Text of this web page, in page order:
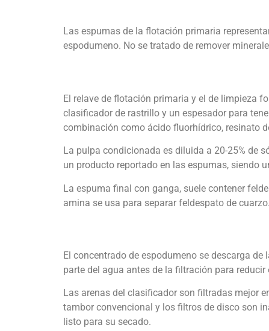
Las espumas de la flotación primaria
espodumeno. No se tratado de remover
El relave de flotación primaria y el de limpieza
clasificador de rastrillo y un espesador para
combinación como ácido fluorhídrico, resinato
La pulpa condicionada es diluida a 20-25% de
un producto reportado en las espumas, siendo
La espuma final con ganga, suele contener
amina se usa para separar feldespato de cuarzo.
El concentrado de espodumeno se descarga
parte del agua antes de la filtración para
Las arenas del clasificador son filtradas mejor
tambor convencional y los filtros de disco son
listo para su secado.